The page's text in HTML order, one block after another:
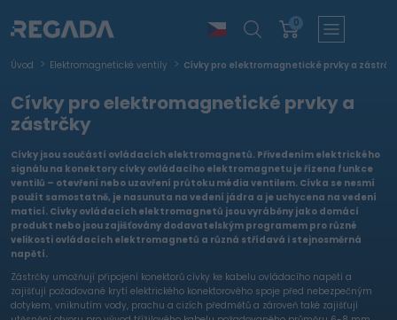
0
Úvod Elektromagnetické ventily Cívky pro elektromagnetické prvky a
Cívky pro elektromagnetické prvky a
zástrčky
Cívky jsou součástí ovládacích elektromagnetů. Přivedením elektrického
signálu na konektory cívky ovládacího elektromagnetu je řízena funkce
ventilů – otevření nebo uzavření průtoku média ventilem. Cívka se nesmí
použít samostatně, je nasunuta na vedení jádra a je uchycena na vedení
maticí. Cívky ovládacích elektromagnetů jsou vyráběny jako domácí
produkt nebo jsou zajišťovány dodavatelským programem pro různé
velikosti ovládacích elektromagnetů a různá střídavá i stejnosměrná
napětí.
Zástrčky umožňují připojení konektorů cívky ke kabelu ovládacího napětí a
zajišťují požadované krytí elektrického konektorového spoje před nebezpečným
dotykem, vniknutím vody, prachu a cizích předmětů a zároveň také zajišťují